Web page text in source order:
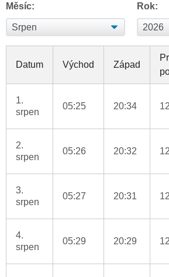
Měsíc: Rok:
Datum Východ Západ
1.
srpen
05:25 20:34
2.
srpen
05:26 20:32
3.
srpen
05:27 20:31
4.
srpen
05:29 20:29